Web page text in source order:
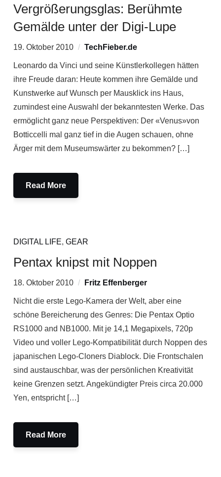
Vergrößerungsglas: Berühmte
Gemälde unter der Digi-Lupe
19. Oktober 2010 TechFieber.de
Leonardo da Vinci und seine Künstlerkollegen hätten
ihre Freude daran: Heute kommen ihre Gemälde und
Kunstwerke auf Wunsch per Mausklick ins Haus,
zumindest eine Auswahl der bekanntesten Werke. Das
ermöglicht ganz neue Perspektiven: Der «Venus»von
Botticcelli mal ganz tief in die Augen schauen, ohne
Ärger mit dem Museumswärter zu bekommen? […]
Read More
DIGITAL LIFE, GEAR
Pentax knipst mit Noppen
18. Oktober 2010 Fritz Effenberger
Nicht die erste Lego-Kamera der Welt, aber eine
schöne Bereicherung des Genres: Die Pentax Optio
RS1000 and NB1000. Mit je 14,1 Megapixels, 720p
Video und voller Lego-Kompatibilität durch Noppen des
japanischen Lego-Cloners Diablock. Die Frontschalen
sind austauschbar, was der persönlichen Kreativität
keine Grenzen setzt. Angekündigter Preis circa 20.000
Yen, entspricht […]
Read More